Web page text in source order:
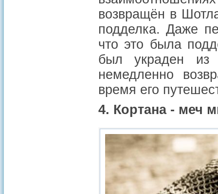
возвращён в
подделка. Даже
что это была
был украден из
немедленно
время его
4. Кортана - меч